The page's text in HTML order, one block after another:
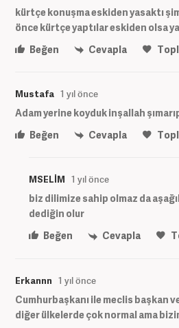
kürtçe konuşma eskiden yasaktı
önce kürtçe yaptılar eskiden olsa
Beğen
Cevapla
Mustafa 1 yıl önce
Adam yerine koyduk inşallah
Beğen
Cevapla
MSELİM 1 yıl önce
biz dilimize sahip olmaz da
dediğin olur
Beğen
Cevapla
Erkannn 1 yıl önce
Cumhurbaşkanı ile meclis başkan
diğer ülkelerde çok normal ama